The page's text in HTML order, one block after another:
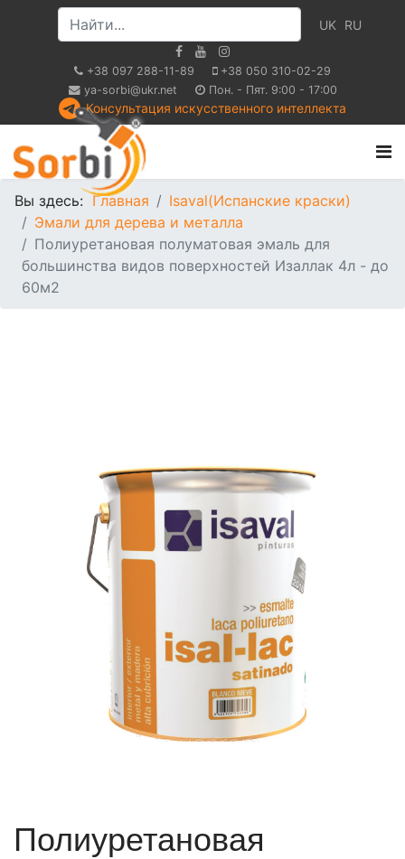
UK RU
+38 097 288-11-89
+38 050 310-02-29
ya-sorbi@ukr.net
Пон. - Пят. 9:00 - 17:00
Консультация искусственного интеллекта
Вы здесь:Главная
Isaval(Испанские краски)
Эмали для дерева и металла
Полиуретановая полуматовая эмаль для
большинства видов поверхностей Изаллак 4л - до
60м2
Полиуретановая